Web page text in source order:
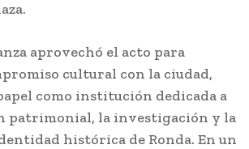
aprovechó el acto para
cultural con la ciudad,
como institución dedicada a
patrimonial, la investigación y la
histórica de Ronda. En un